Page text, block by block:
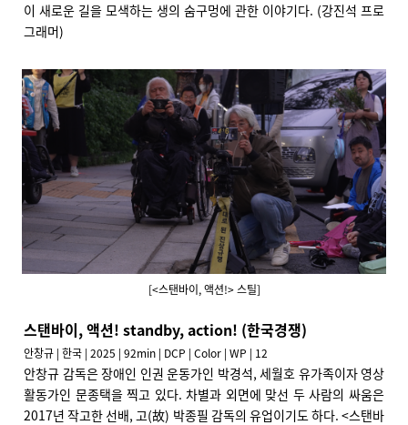
이 새로운 길을 모색하는 생의 숨구멍에 관한 이야기다. (강진석 프로
그래머)
[<스탠바이, 액션!> 스틸]
스탠바이, 액션! standby, action! (한국경쟁)
안창규 | 한국 | 2025 | 92min | DCP | Color | WP | 12
안창규 감독은 장애인 인권 운동가인 박경석, 세월호 유가족이자 영상
활동가인 문종택을 찍고 있다. 차별과 외면에 맞선 두 사람의 싸움은
2017년 작고한 선배, 고(故) 박종필 감독의 유업이기도 하다. <스탠바